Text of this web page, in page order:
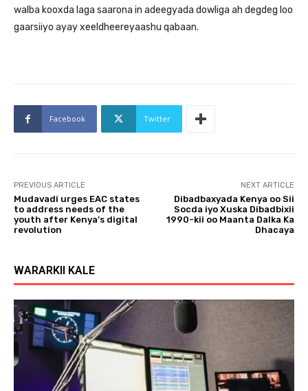
walba kooxda laga saarona in adeegyada dowliga ah degdeg loo
gaarsiiyo ayay xeeldheereyaashu qabaan.
Facebook Twitter
PREVIOUS ARTICLE
Mudavadi urges EAC states
to address needs of the
youth after Kenya’s digital
revolution
NEXT ARTICLE
Dibadbaxyada Kenya oo Sii
Socda iyo Xuska Dibadbixii
1990-kii oo Maanta Dalka Ka
Dhacaya
WARARKII KALE